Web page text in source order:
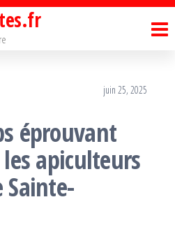
juin 25, 2025
éprouvant
apiculteurs